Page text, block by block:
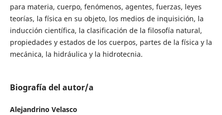
para materia, cuerpo, fenómenos, agentes, fuerzas, leyes
teorías, la física en su objeto, los medios de inquisición, la
inducción científica, la clasificación de la filosofía natural,
propiedades y estados de los cuerpos, partes de la física y la
mecánica, la hidráulica y la hidrotecnia.
Biografía del autor/a
Alejandrino Velasco